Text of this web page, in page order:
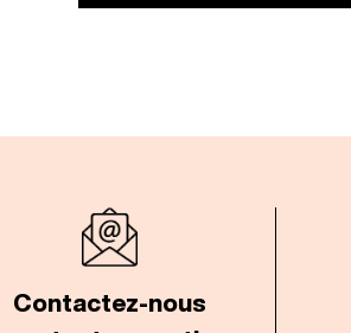
Contactez-nous